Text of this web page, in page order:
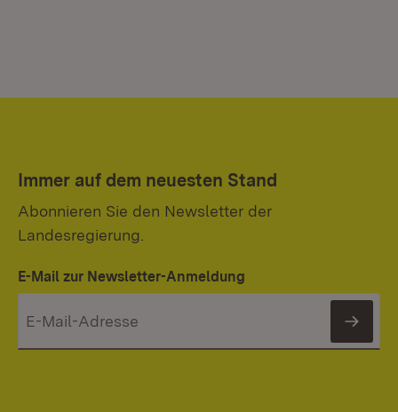
Immer auf dem neuesten Stand
Abonnieren Sie den Newsletter der
Landesregierung.
E-Mail zur Newsletter-Anmeldung